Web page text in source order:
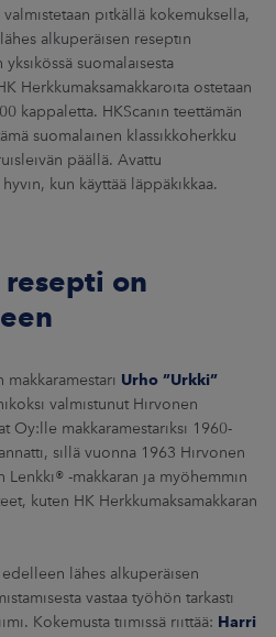
valmistetaan pitkällä kokemuksella,
alkuperäisen reseptin
yksikössä suomalaisesta
Herkkumaksamakkaroita ostetaan
kappaletta. HKScanin teettämän
suomalainen klassikkoherkku
päällä. Avattu
kun käyttää läppäkikkaa.
resepti on
makkaramestari Urho ”Urkki”
valmistunut Hirvonen
Oy:lle makkaramestariksi 1960-
sillä vuonna 1963 Hirvonen
-makkaran ja myöhemmin
kuten HK Herkkumaksamakkaran
edelleen lähes alkuperäisen
vastaa työhön tarkasti
Kokemusta tiimissä riittää: Harri